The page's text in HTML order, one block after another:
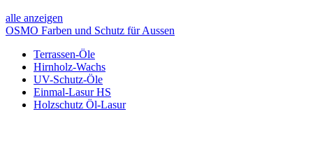
alle anzeigen
OSMO Farben und Schutz für Aussen
Terrassen-Öle
Hirnholz-Wachs
UV-Schutz-Öle
Einmal-Lasur HS
Holzschutz Öl-Lasur